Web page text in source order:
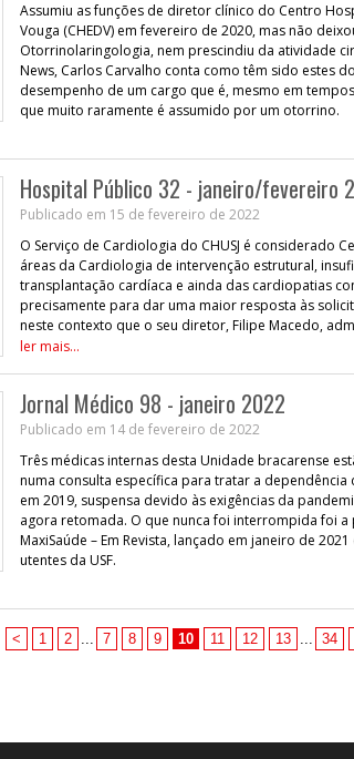
Assumiu as funções de diretor clínico do Centro
Vouga (CHEDV) em fevereiro de 2020, mas não
Otorrinolaringologia, nem prescindiu da atividade
News, Carlos Carvalho conta como têm sido estes
desempenho de um cargo que é, mesmo em
que muito raramente é assumido por um otorrino.
Hospital Público 32 - janeiro/fevereiro
Publicado em 15 de fevereiro de 2022
O Serviço de Cardiologia do CHUSJ é considerado
áreas da Cardiologia de intervenção estrutural,
transplantação cardíaca e ainda das cardiopatias
precisamente para dar uma maior resposta às
neste contexto que o seu diretor, Filipe Macedo,
ler mais...
Jornal Médico 98 - janeiro 2022
Publicado em 14 de fevereiro de 2022
Três médicas internas desta Unidade bracarense
numa consulta específica para tratar a dependência
em 2019, suspensa devido às exigências da
agora retomada. O que nunca foi interrompida foi
MaxiSaúde – Em Revista, lançado em janeiro de
utentes da USF.
< 1 2 ... 7 8 9 10 11 12 13 ... 34